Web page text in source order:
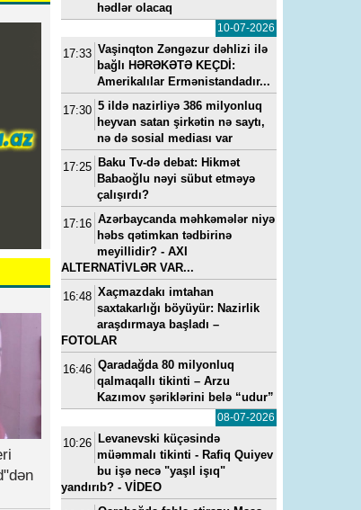
hədlər olacaq
10-07-2026
17:33 Vaşinqton Zəngəzur dəhlizi ilə
bağlı HƏRƏKƏTƏ KEÇDİ:
Amerikalılar Ermənistandadır...
17:30 5 ildə nazirliyə 386 milyonluq
heyvan satan şirkətin nə saytı,
nə də sosial mediası var
17:25 Baku Tv-də debat: Hikmət
Babaoğlu nəyi sübut etməyə
çalışırdı?
17:16 Azərbaycanda məhkəmələr niyə
həbs qətimkan tədbirinə
meyillidir? - AXI
ALTERNATİVLƏR VAR...
16:48 Xaçmazdakı imtahan
saxtakarlığı böyüyür: Nazirlik
araşdırmaya başladı –
FOTOLAR
16:46 Qaradağda 80 milyonluq
qalmaqallı tikinti – Arzu
Kazımov şəriklərini belə “udur”
08-07-2026
10:26 Levanevski küçəsində
müəmmalı tikinti - Rafiq Quiyev
bu işə necə "yaşıl işıq"
yandırıb? - VİDEO